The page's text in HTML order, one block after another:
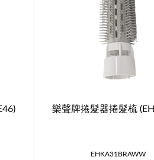
樂聲牌捲髮器捲髮梳
EHKA31BRAWW